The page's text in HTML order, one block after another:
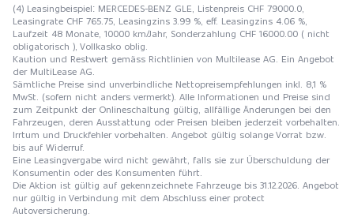
(4) Leasingbeispiel: MERCEDES-BENZ GLE, Listenpreis CHF 79000.0,
Leasingrate CHF 765.75, Leasingzins 3.99 %, eff. Leasingzins 4.06 %,
Laufzeit 48 Monate, 10000 km/Jahr, Sonderzahlung CHF 16000.00 ( nicht
obligatorisch ), Vollkasko oblig.
Kaution und Restwert gemäss Richtlinien von Multilease AG. Ein Angebot
der MultiLease AG.
Sämtliche Preise sind unverbindliche Nettopreisempfehlungen inkl. 8,1 %
MwSt. (sofern nicht anders vermerkt). Alle Informationen und Preise sind
zum Zeitpunkt der Onlineschaltung gültig, allfällige Änderungen bei den
Fahrzeugen, deren Ausstattung oder Preisen bleiben jederzeit vorbehalten.
Irrtum und Druckfehler vorbehalten. Angebot gültig solange Vorrat bzw.
bis auf Widerruf.
Eine Leasingvergabe wird nicht gewährt, falls sie zur Überschuldung der
Konsumentin oder des Konsumenten führt.
Die Aktion ist gültig auf gekennzeichnete Fahrzeuge bis 31.12.2026. Angebot
nur gültig in Verbindung mit dem Abschluss einer protect
Autoversicherung.